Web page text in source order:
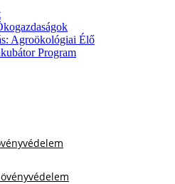
Agroökológiai Élő
Program